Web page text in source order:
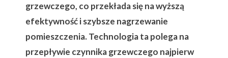
grzewczego, co przekłada się na wyższą
efektywność i szybsze nagrzewanie
pomieszczenia. Technologia ta polega na
przepływie czynnika grzewczego najpierw